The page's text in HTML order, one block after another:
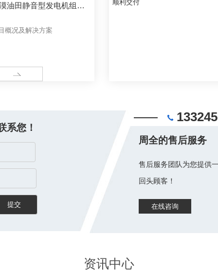
油田静音型发电机组项
概况及解决方案
系您！
周全的售后服务
售后服务团队为您提供
回头顾客！
在线咨询
资讯中心